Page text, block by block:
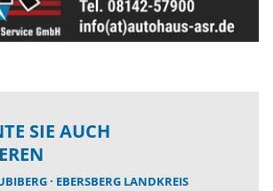
SIE AUCH
EBERSBERG LANDKREIS